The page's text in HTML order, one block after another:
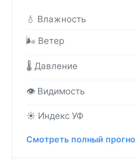
💧 Влажность
🌬️ Ветер
🌡️ Давление
👁️ Видимость
☀️ Индекс УФ
Смотреть полный